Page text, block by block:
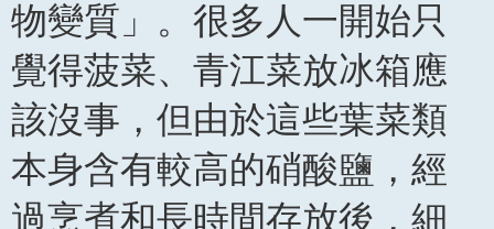
物變質」。很多人一開始只
覺得菠菜、青江菜放冰箱應
該沒事，但由於這些葉菜類
本身含有較高的硝酸鹽，經
過烹煮和長時間存放後，細